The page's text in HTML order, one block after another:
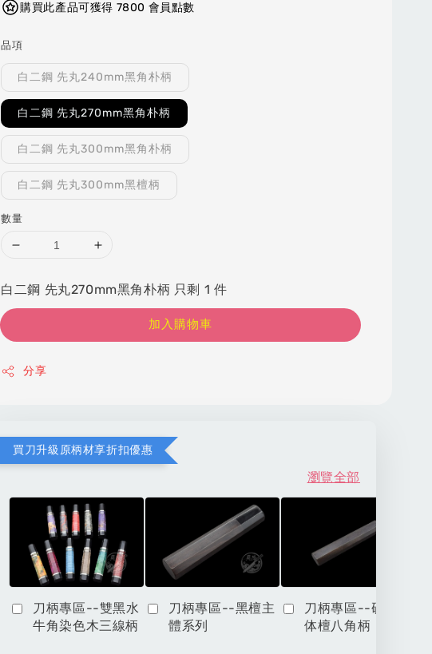
購買此產品可獲得 7800 會員點數
品項
白二鋼 先丸240mm黑角朴柄
白二鋼 先丸270mm黑角朴柄
白二鋼 先丸300mm黑角朴柄
白二鋼 先丸300mm黑檀柄
數量
白二鋼 先丸270mm黑角朴柄 只剩 1 件
加入購物車
分享
買刀升級原柄材享折扣優惠
瀏覽全部
刀柄專區--雙黑水
牛角染色木三線柄
刀柄專區--黑檀主
體系列
刀柄專區--硬木一
体檀八角柄